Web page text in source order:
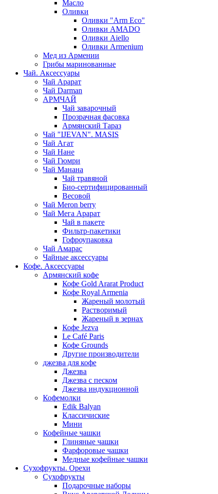
Масло
Оливки
Оливки "Arm Eco"
Оливки AMADO
Оливки Aiello
Оливки Armenium
Мед из Армении
Грибы маринованные
Чай. Аксессуары
Чай Арарат
Чай Darman
АРМЧАЙ
Чай заварочный
Прозрачная фасовка
Армянский Тараз
Чай "IJEVAN". MASIS
Чай Агат
Чай Нане
Чай Гюмри
Чай Манана
Чай травяной
Био-сертифицированный
Весовой
Чай Meron berry
Чай Мега Арарат
Чай в пакете
Фильтр-пакетики
Гофроупаковка
Чай Амарас
Чайные аксессуары
Кофе. Аксессуары
Армянский кофе
Кофе Gold Ararat Product
Кофе Royal Armenia
Жареный молотый
Растворимый
Жареный в зернах
Кофе Jezva
Le Café Paris
Кофе Grounds
Другие производители
джезва для кофе
Джезва
Джезва с песком
Джезва индукционной
Кофемолки
Edik Balyan
Классичиские
Мини
Кофейные чашки
Глиняные чашки
Фарфоровые чашки
Медные кофейные чашки
Сухофрукты. Орехи
Сухофрукты
Подарочные наборы